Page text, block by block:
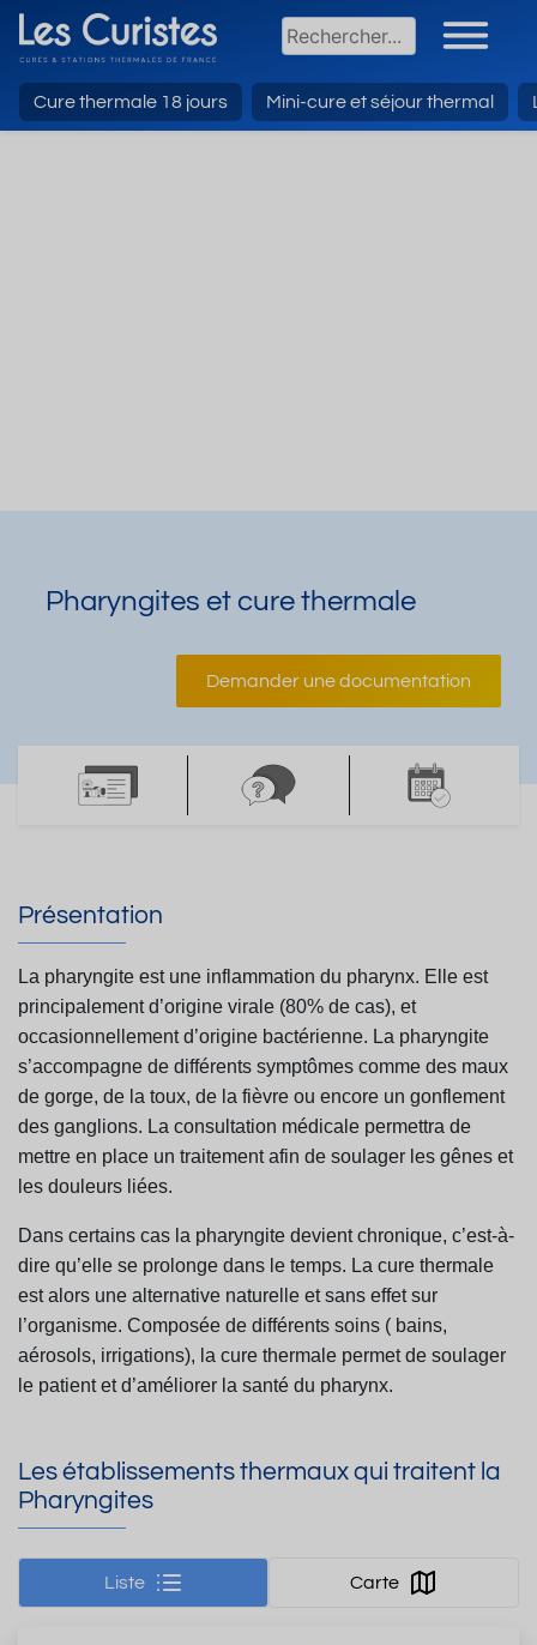
Cure thermale 18 jours Mini-cure et séjour thermal
Pharyngites et cure thermale
Demander une documentation
Présentation
La pharyngite est une inflammation du pharynx. Elle est
principalement d’origine virale (80% de cas), et
occasionnellement d’origine bactérienne. La pharyngite
s’accompagne de différents symptômes comme des maux
de gorge, de la toux, de la fièvre ou encore un gonflement
des ganglions. La consultation médicale permettra de
mettre en place un traitement afin de soulager les gênes et
les douleurs liées.
Dans certains cas la pharyngite devient chronique, c’est-à-
dire qu’elle se prolonge dans le temps. La cure thermale
est alors une alternative naturelle et sans effet sur
l’organisme. Composée de différents soins ( bains,
aérosols, irrigations), la cure thermale permet de soulager
le patient etd’améliorer la santé du pharynx.
Les établissements thermaux qui traitent la
Pharyngites
Liste Carte